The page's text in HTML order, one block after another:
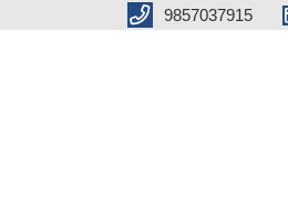
9857037915